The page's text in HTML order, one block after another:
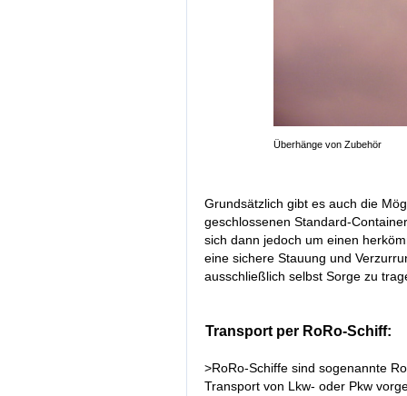
Überhänge von Zubehör
Grundsätzlich gibt es auch die
geschlossenen Standard-
sich dann jedoch um einen
eine sichere Stauung und
ausschließlich selbst Sorge zu
Transport per RoRo-Schiff:
>RoRo-Schiffe sind sogenannte
Transport von Lkw- oder Pkw